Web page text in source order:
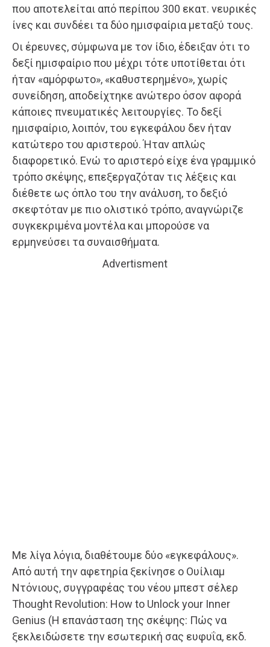
που αποτελείται από περίπου 300 εκατ. νευρικές
ίνες και συνδέει τα δύο ημισφαίρια μεταξύ τους.
Οι έρευνες, σύμφωνα με τον ίδιο, έδειξαν ότι το
δεξί ημισφαίριο που μέχρι τότε υποτίθεται ότι
ήταν «αμόρφωτο», «καθυστερημένο», χωρίς
συνείδηση, αποδείχτηκε ανώτερο όσον αφορά
κάποιες πνευματικές λειτουργίες. Το δεξί
ημισφαίριο, λοιπόν, του εγκεφάλου δεν ήταν
κατώτερο του αριστερού. Ήταν απλώς
διαφορετικό. Ενώ το αριστερό είχε ένα γραμμικό
τρόπο σκέψης, επεξεργαζόταν τις λέξεις και
διέθετε ως όπλο του την ανάλυση, το δεξιό
σκεφτόταν με πιο ολιστικό τρόπο, αναγνώριζε
συγκεκριμένα μοντέλα και μπορούσε να
ερμηνεύσει τα συναισθήματα.
Advertisment
Με λίγα λόγια, διαθέτουμε δύο «εγκεφάλους».
Από αυτή την αφετηρία ξεκίνησε ο Ουίλιαμ
Ντόνιους, συγγραφέας του νέου μπεστ σέλερ
Thought Revolution: How to Unlock your Inner
Genius (Η επανάσταση της σκέψης: Πώς να
ξεκλειδώσετε την εσωτερική σας ευφυΐα, εκδ.